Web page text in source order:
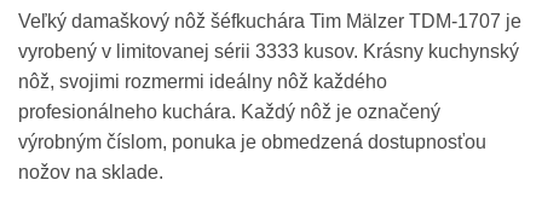
Veľký damaškový nôž šéfkuchára Tim Mälzer TDM-1707 je
vyrobený v limitovanej sérii 3333 kusov. Krásny kuchynský
nôž, svojimi rozmermi ideálny nôž každého
profesionálneho kuchára. Každý nôž je označený
výrobným číslom, ponuka je obmedzená dostupnosťou
nožov na sklade.